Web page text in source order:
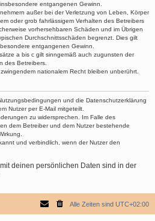
entgangenen Gewinn.
außer bei der Verletzung von Leben, Körper
oder grob fahrlässigem Verhalten des Betreibers
vorhersehbaren Schäden und im Übrigen
Durchschnittsschäden begrenzt. Dies gilt
entgangenen Gewinn.
a bis c gilt sinngemäß auch zugunsten der
des Betreibers.
nationalem Recht bleiben unberührt.
und die Datenschutzerklärung
Nutzer per E-Mail mitgeteilt.
zu widersprechen. Im Falle des
dem Betreiber und dem Nutzer bestehende
und verbindlich, wenn der Nutzer den
deinen persönlichen Daten sind in der
Alle Zeiten sind UTC+02:00